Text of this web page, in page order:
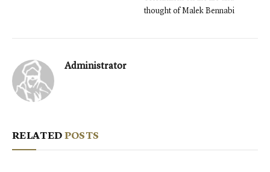
thought of Malek Bennabi
Administrator
RELATEDPOSTS